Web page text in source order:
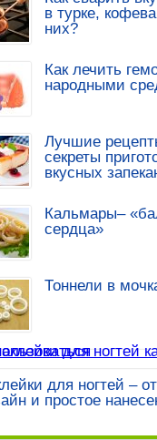
в турке,
них?
Как лечить
народными
Лучшие
секреты
вкусных
Кальмары–
сердца»
Тоннели в
для ногтей –
и простое